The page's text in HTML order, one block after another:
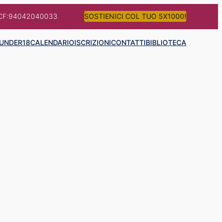
SOSTIENICI COL TUO 5X1000!
UNDER18CALENDARIOISCRIZIONICONTATTIBIBLIOTECA